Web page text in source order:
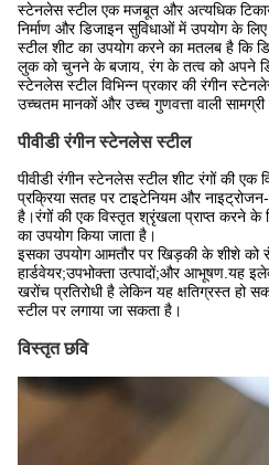
स्टेनलेस स्टील एक मजबूत और अत्यधिक
निर्माण और डिजाइन सुविधाओं में उपयोग के
स्टील शीट का उपयोग करने का मतलब है कि
लुक को चुनने के बजाय, रंग के तत्व को अपने
स्टेनलेस स्टील विभिन्न प्रकार की रंगीन
उच्चतम मानकों और उच्च गुणवत्ता वाली सामग्री
पीवीडी रंगीन स्टेनलेस स्टील
पीवीडी रंगीन स्टेनलेस स्टील शीट रंगों की
प्रक्रिया सतह पर टाइटेनियम और
है।रंगों की एक विस्तृत श्रृंखला प्राप्त करने के
का उपयोग किया जाता है।
इसका उपयोग आमतौर पर खिड़की के शीशे को
हार्डवेयर;उपभोक्ता उत्पादों;और आभूषण.यह
खरोंच प्रतिरोधी है लेकिन यह क्षतिग्रस्त हो
स्टील पर लगाया जा सकता है।
विस्तृत छवि